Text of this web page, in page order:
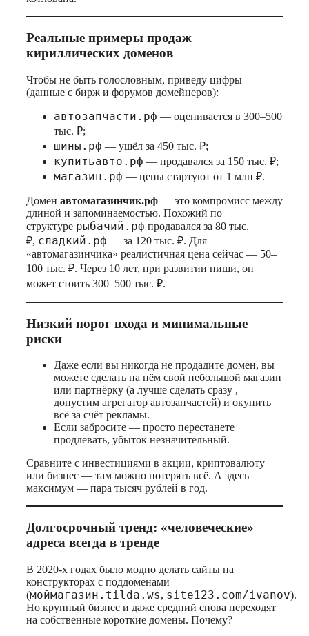
Реальные примеры продаж
кириллических доменов
Чтобы не быть голословным, приведу цифры
(данные с бирж и форумов домейнеров):
автозапчасти.рф — оценивается в 300–500
тыс. ₽;
шины.рф — ушёл за 450 тыс. ₽;
купитьавто.рф — продавался за 150 тыс. ₽;
магазин.рф — цены стартуют от 1 млн ₽.
Домен автомагазинчик.рф — это компромисс между
длиной и запоминаемостью. Похожий по
структуре рыбачий.рф продавался за 80 тыс.
₽, сладкий.рф — за 120 тыс. ₽. Для
«автомагазинчика» реалистичная цена сейчас — 50–
100 тыс. ₽. Через 10 лет, при развитии ниши, он
может стоить 300–500 тыс. ₽.
Низкий порог входа и минимальные
риски
Даже если вы никогда не продадите домен, вы
можете сделать на нём свой небольшой магазин
или партнёрку (а лучше сделать сразу ,
допустим агрегатор автозапчастей) и окупить
всё за счёт рекламы.
Если забросите — просто перестанете
продлевать, убыток незначительный.
Сравните с инвестициями в акции, криптовалюту
или бизнес — там можно потерять всё. А здесь
максимум — пара тысяч рублей в год.
Долгосрочный тренд: «человеческие»
адреса всегда в тренде
В 2020‑х годах было модно делать сайты на
конструкторах с поддоменами
(моймагазин.tilda.ws, site123.com/ivanov).
Но крупный бизнес и даже средний снова переходят
на собственные короткие домены. Почему?